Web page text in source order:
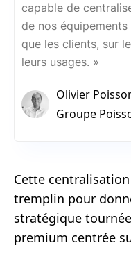
capable de
de nos
que les clients, sur
leurs usages. »
Olivier
Groupe
Cette
tremplin pour
stratégique
premium centrée